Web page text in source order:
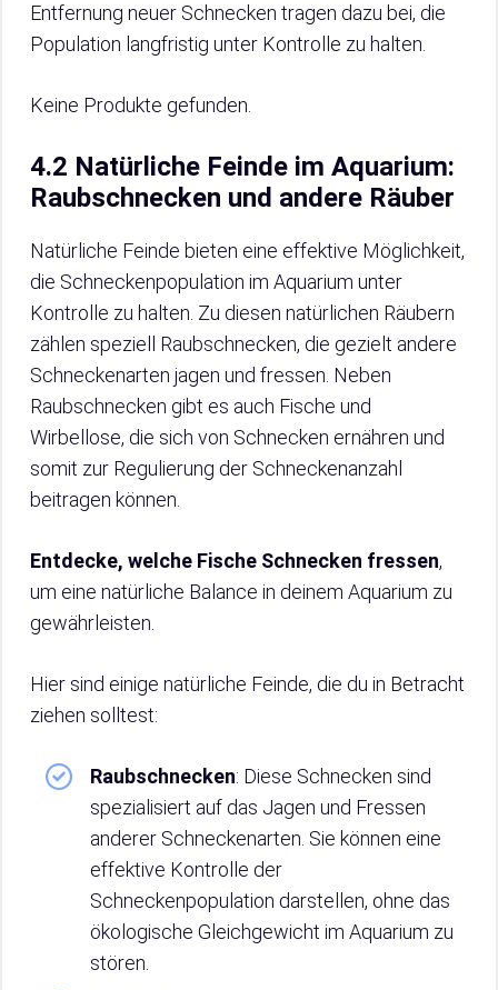
Entfernung neuer Schnecken tragen dazu bei, die
Population langfristig unter Kontrolle zu halten.
Keine Produkte gefunden.
4.2 Natürliche Feinde im Aquarium:
Raubschnecken und andere Räuber
Natürliche Feinde bieten eine effektive Möglichkeit,
die Schneckenpopulation im Aquarium unter
Kontrolle zu halten. Zu diesen natürlichen Räubern
zählen speziell Raubschnecken, die gezielt andere
Schneckenarten jagen und fressen. Neben
Raubschnecken gibt es auch Fische und
Wirbellose, die sich von Schnecken ernähren und
somit zur Regulierung der Schneckenanzahl
beitragen können.
Entdecke, welche Fische Schnecken fressen,
um eine natürliche Balance in deinem Aquarium zu
gewährleisten.
Hier sind einige natürliche Feinde, die du in Betracht
ziehen solltest:
Raubschnecken: Diese Schnecken sind
spezialisiert auf das Jagen und Fressen
anderer Schneckenarten. Sie können eine
effektive Kontrolle der
Schneckenpopulation darstellen, ohne das
ökologische Gleichgewicht im Aquarium zu
stören.